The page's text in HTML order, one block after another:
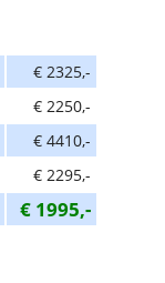
€ 2325,-
€ 2250,-
€ 4410,-
€ 2295,-
€ 1995,-